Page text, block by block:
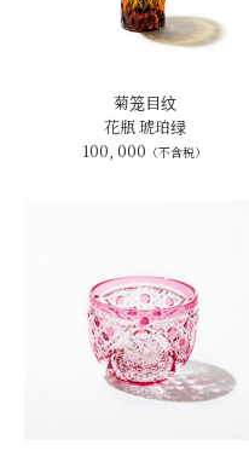
菊笼目纹
花瓶 琥珀绿
100, 000 （不含税）